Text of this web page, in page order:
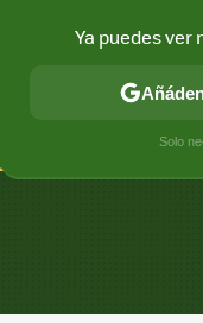
CONECTIVIDAD
Ya puedes ver
Solo